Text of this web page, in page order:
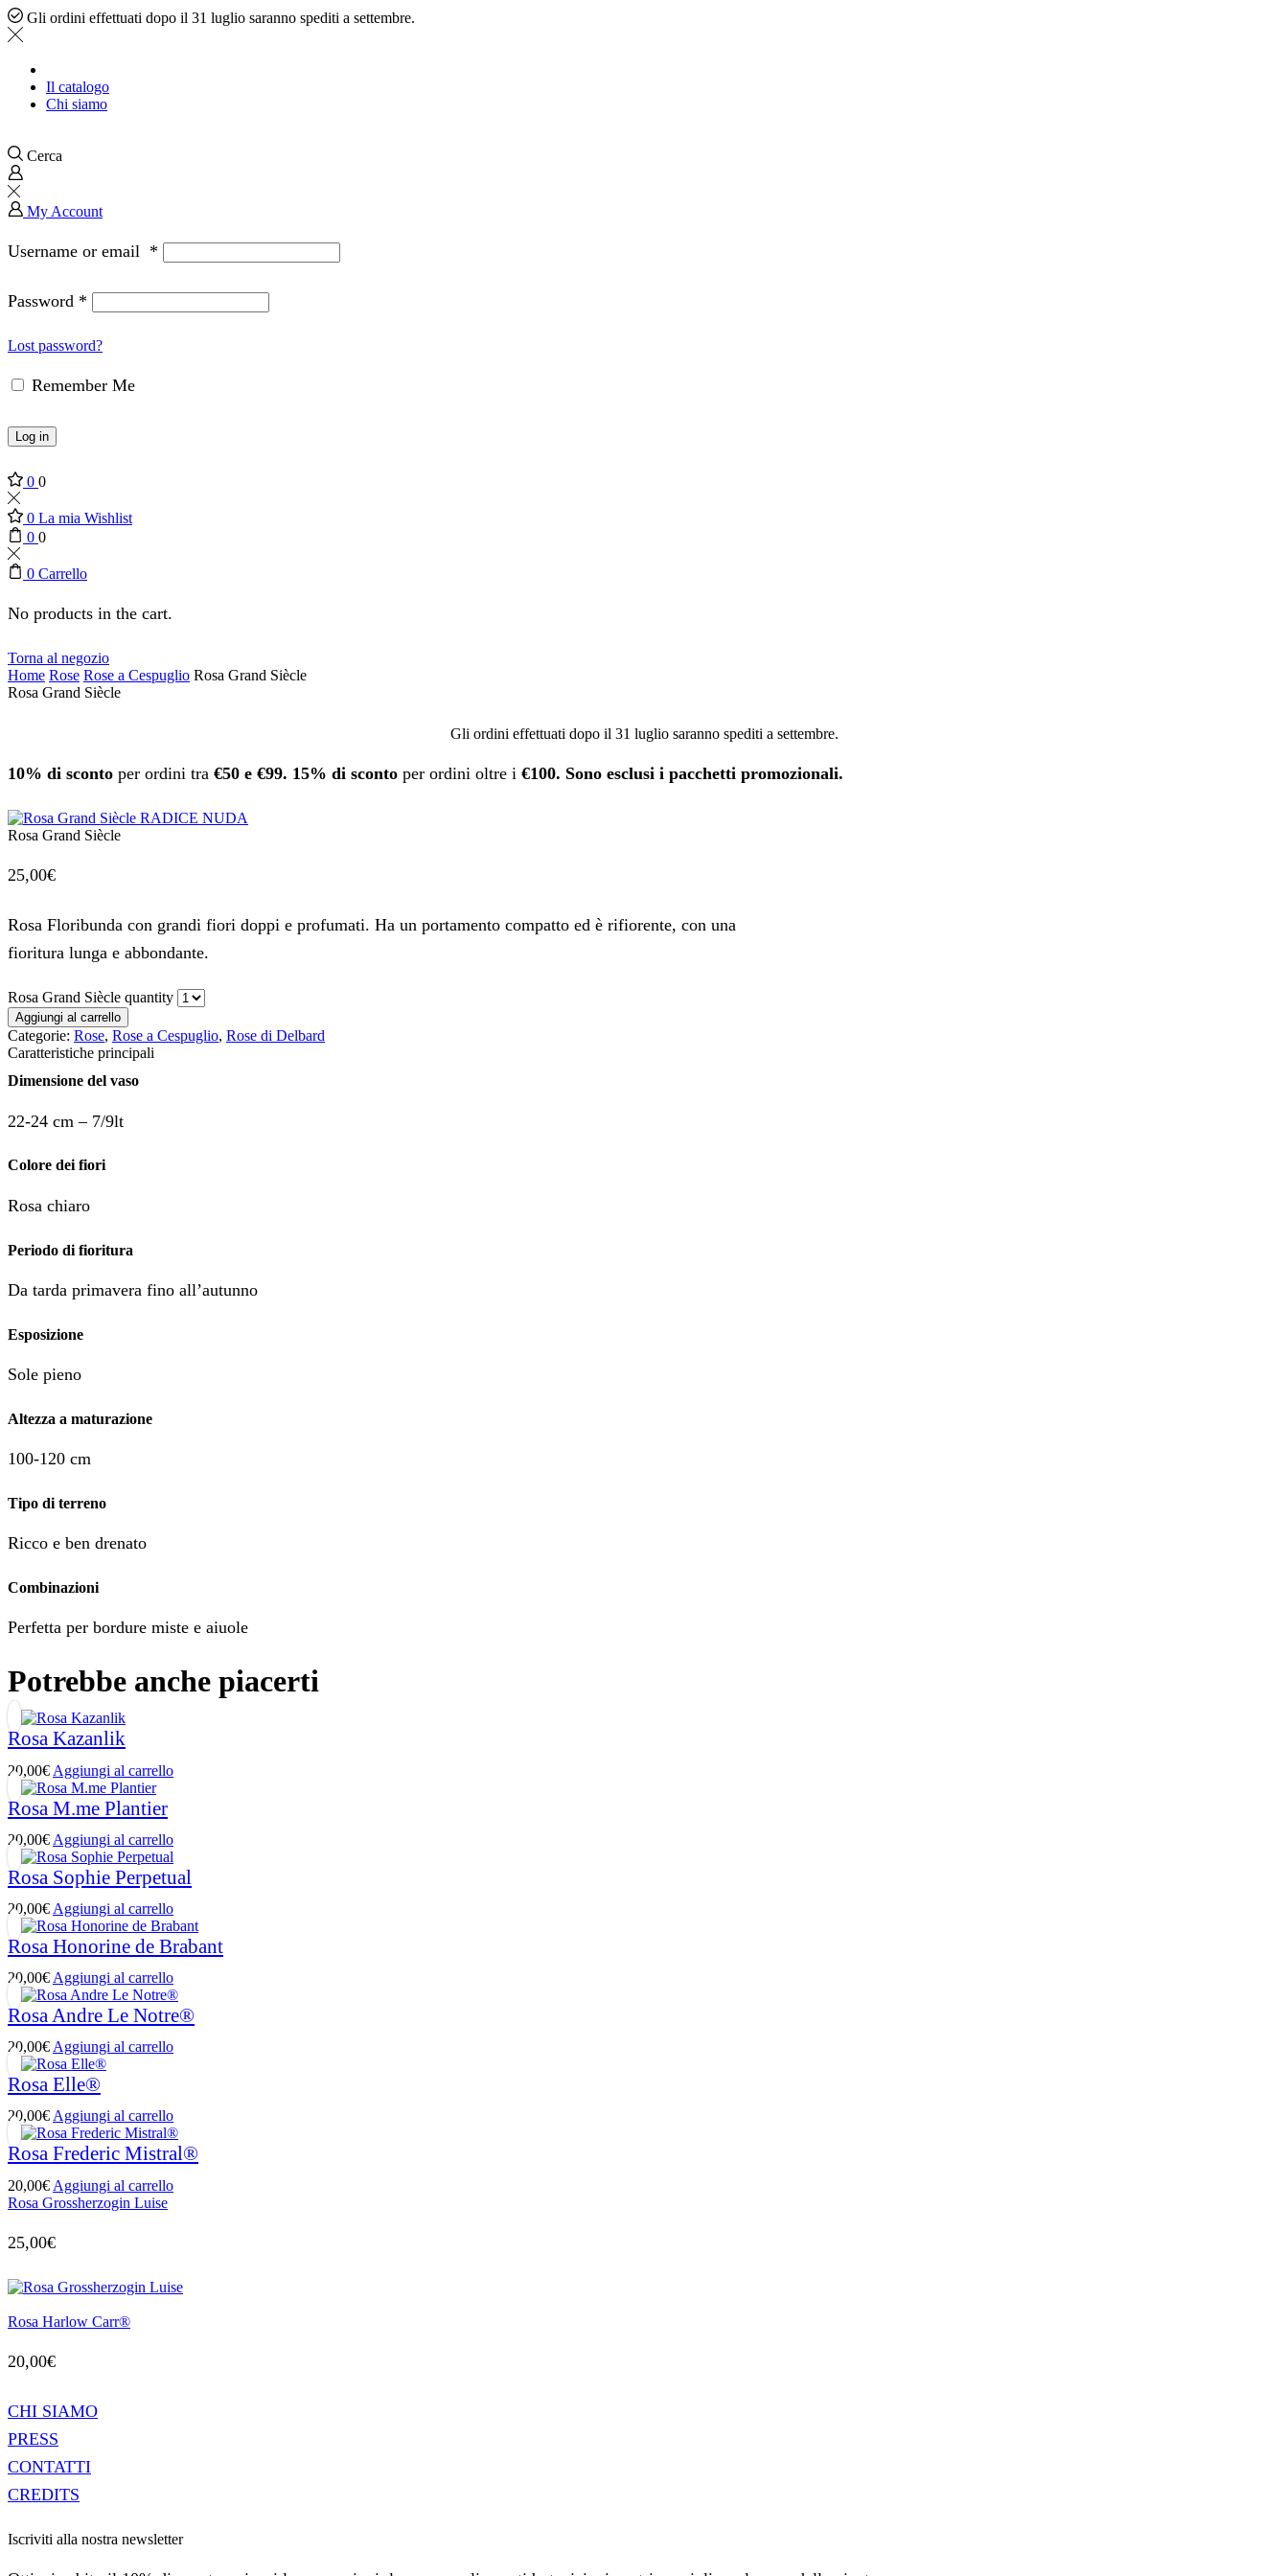
Gli ordini effettuati dopo il 31 luglio saranno spediti a settembre.
Il catalogo
Chi siamo
Cerca
My Account
Username or email *
Password *
Lost password?
Remember Me
Log in
0 0
0 La mia Wishlist
0 0
0 Carrello
No products in the cart.
Torna al negozio
Home Rose Rose a Cespuglio Rosa Grand Siècle
Rosa Grand Siècle
Gli ordini effettuati dopo il 31 luglio saranno spediti a settembre.
10% di sconto per ordini tra €50 e €99. 15% di sconto per ordini oltre i €100. Sono esclusi i pacchetti promozionali.
Rosa Grand Siècle
25,00€
Rosa Floribunda con grandi fiori doppi e profumati. Ha un portamento compatto ed è rifiorente, con una
fioritura lunga e abbondante.
Rosa Grand Siècle quantity
Aggiungi al carrello
Categorie: Rose, Rose a Cespuglio, Rose di Delbard
Caratteristiche principali
Dimensione del vaso
22-24 cm – 7/9lt
Colore dei fiori
Rosa chiaro
Periodo di fioritura
Da tarda primavera fino all’autunno
Esposizione
Sole pieno
Altezza a maturazione
100-120 cm
Tipo di terreno
Ricco e ben drenato
Combinazioni
Perfetta per bordure miste e aiuole
Potrebbe anche piacerti
Rosa Kazanlik
20,00€ Aggiungi al carrello
Rosa M.me Plantier
20,00€ Aggiungi al carrello
Rosa Sophie Perpetual
20,00€ Aggiungi al carrello
Rosa Honorine de Brabant
20,00€ Aggiungi al carrello
Rosa Andre Le Notre®
20,00€ Aggiungi al carrello
Rosa Elle®
20,00€Aggiungi al carrello
Rosa Frederic Mistral®
20,00€ Aggiungi al carrello
Rosa Grossherzogin Luise
25,00€
Rosa Harlow Carr®
20,00€
CHI SIAMO
PRESS
CONTATTI
CREDITS
Iscriviti alla nostra newsletter